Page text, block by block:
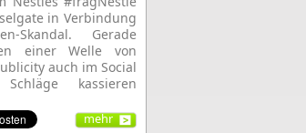
in Verbindung
Skandal. Gerade
einer Welle von
auch im Social
kassieren
mehr